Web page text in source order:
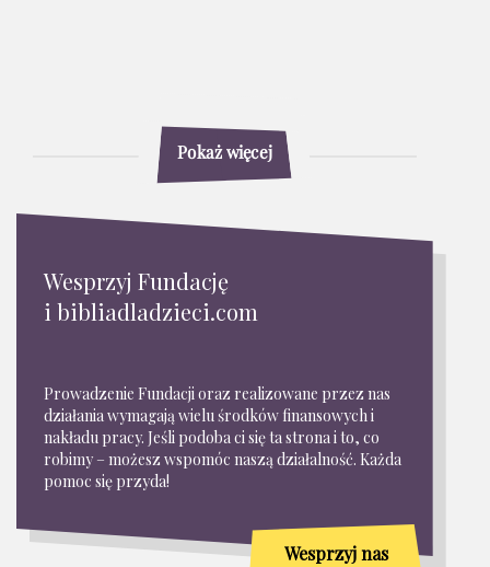
Pokaż więcej
Wesprzyj Fundację
i bibliadladzieci.com
Prowadzenie Fundacji oraz realizowane przez nas
działania wymagają wielu środków finansowych i
nakładu pracy. Jeśli podoba ci się ta strona i to, co
robimy – możesz wspomóc naszą działalność. Każda
pomoc się przyda!
Wesprzyj nas